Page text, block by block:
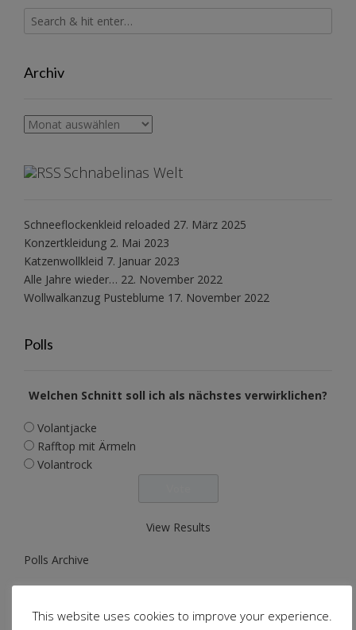
Archiv
Archiv
Schnabelinas Welt
Schneeflockenkleid reloaded 27. März 2025
Konzertkleidung 2. Mai 2023
Katzenwollkleid 7. Januar 2023
Alle Jahre wieder… 22. November 2022
Wollwalkanzug Pusteblume 17. November 2022
Polls
Welchen Schnitt soll ich als nächstes verwirklichen?
Volantjacke
Rafftop mit Ärmeln
Volantrock
View Results
Polls Archive
This website uses cookies to improve your experience.